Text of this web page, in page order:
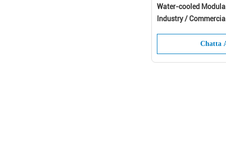
Water-cooled
Industry /
Chatta